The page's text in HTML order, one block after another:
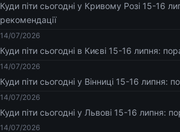
Куди піти сьогодні у Кривому Розі 15-16
рекомендації
14/07/2026
Куди піти сьогодні в Києві 15-16 липня:
14/07/2026
Куди піти сьогодні у Вінниці 15-16 липня:
14/07/2026
Куди піти сьогодні у Львові 15-16 липня:
14/07/2026